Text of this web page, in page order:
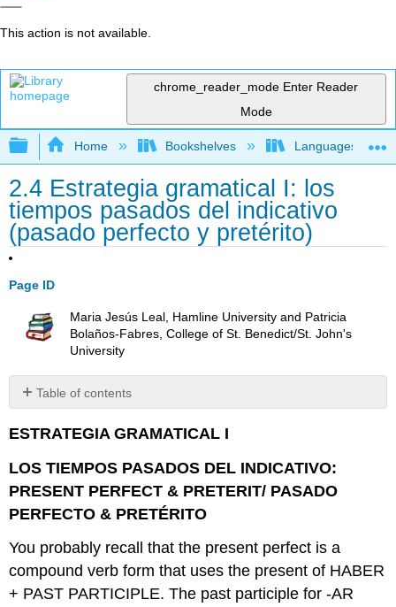
This action is not available.
chrome_reader_mode Enter Reader
Mode
Expand/collapse global hierarchy
Home Bookshelves Languages
2.4 Estrategia gramatical I: los
tiempos pasados del indicativo
(pasado perfecto y pretérito)
Page ID
Maria Jesús Leal, Hamline University and Patricia
Bolaños-Fabres, College of St. Benedict/St. John's
University
Table of contents
No
ESTRATEGIA GRAMATICAL I
LOS TIEMPOS PASADOS DEL INDICATIVO:
PRESENT PERFECT & PRETERIT/ PASADO
PERFECTO & PRETÉRITO
You probably recall that the present perfect is a
compound verb form that uses the present of HABER
+ PAST PARTICIPLE. The past participle for -AR